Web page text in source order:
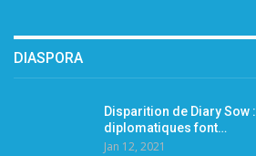
DIASPORA
Disparition de Diary Sow
diplomatiques font…
Jan 12, 2021